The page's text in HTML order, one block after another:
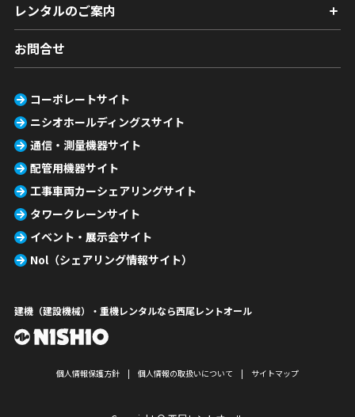
レンタルのご案内
お問合せ
コーポレートサイト
ニシオホールディングスサイト
通信・測量機器サイト
配管用機器サイト
工事車両カーシェアリングサイト
タワークレーンサイト
イベント・展示会サイト
Nol（シェアリング情報サイト）
建機（建設機械）・重機レンタルなら西尾レントオール
個人情報保護方針 個人情報の取扱いについて サイトマップ